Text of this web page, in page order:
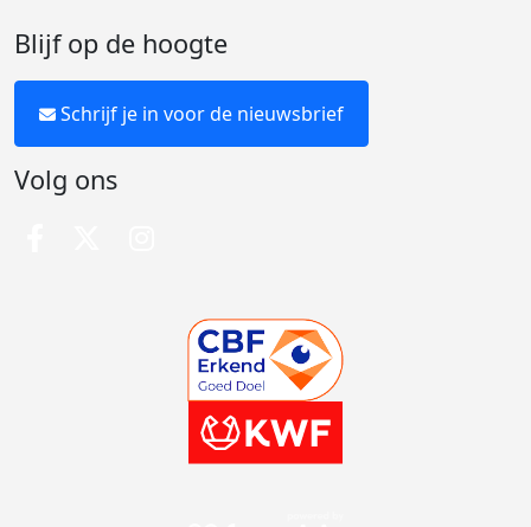
Blijf op de hoogte
Schrijf je in voor de nieuwsbrief
Volg ons